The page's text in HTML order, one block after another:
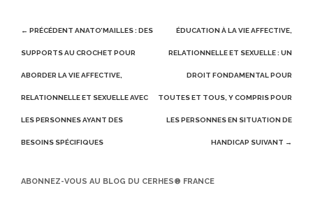
Post
navigation
← PRÉCÉDENT ANATO’MAILLES : DES
SUPPORTS AU CROCHET POUR
ABORDER LA VIE AFFECTIVE,
RELATIONNELLE ET SEXUELLE AVEC
LES PERSONNES AYANT DES
BESOINS SPÉCIFIQUES
ÉDUCATION À LA VIE AFFECTIVE,
RELATIONNELLE ET SEXUELLE : UN
DROIT FONDAMENTAL POUR
TOUTES ET TOUS, Y COMPRIS POUR
LES PERSONNES EN SITUATION DE
HANDICAP SUIVANT →
ABONNEZ-VOUS AU BLOG DU CERHES® FRANCE